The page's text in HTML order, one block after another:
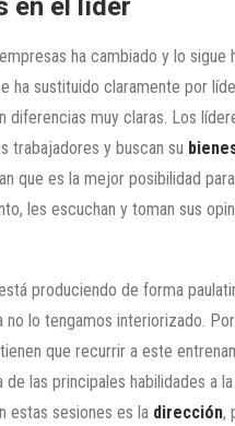
en el líder
ha cambiado y lo sigue
ha sustituido claramente por
diferencias muy claras. Los
trabajadores y buscan su
que es la mejor posibilidad
les escuchan y toman sus
produciendo de forma
no lo tengamos interiorizado.
que recurrir a este
de las principales habilidades a
estas sesiones es la dirección,